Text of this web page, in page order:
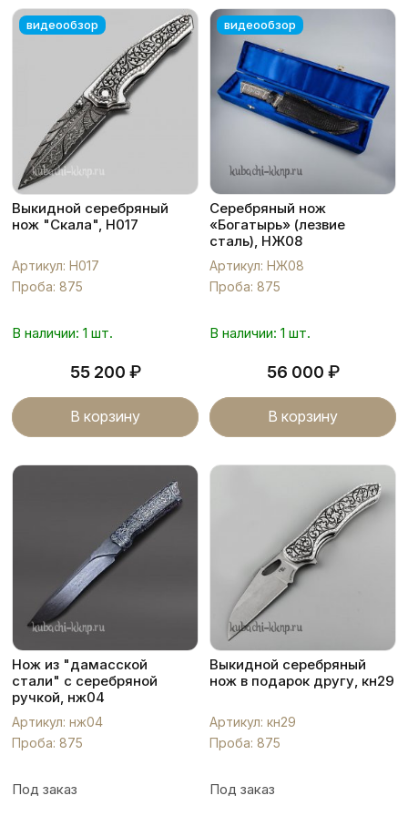
видеообзор
Выкидной серебряный
нож "Скала", Н017
Артикул: Н017
Проба: 875
В наличии: 1 шт.
55 200 ₽
В корзину
видеообзор
Серебряный нож
«Богатырь» (лезвие
сталь), НЖ08
Артикул: НЖ08
Проба: 875
В наличии: 1 шт.
56 000 ₽
В корзину
Нож из "дамасской
стали" с серебряной
ручкой, нж04
Артикул: нж04
Проба: 875
Под заказ
Выкидной серебряный
нож в подарок другу, кн29
Артикул: кн29
Проба: 875
Под заказ